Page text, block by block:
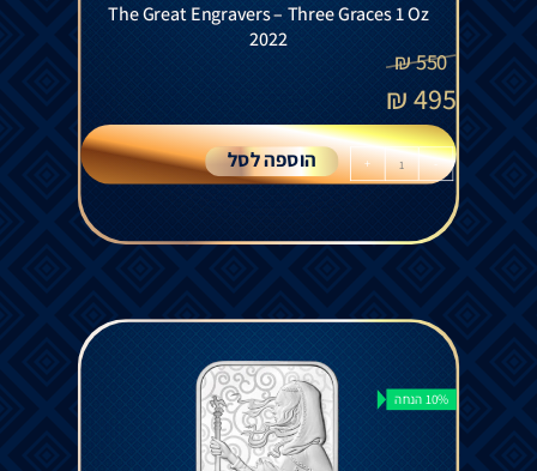
The Great Engravers – Three Graces 1 Oz
2022
550
₪
495
₪
-
+ הוספה לסל
10% הנחה